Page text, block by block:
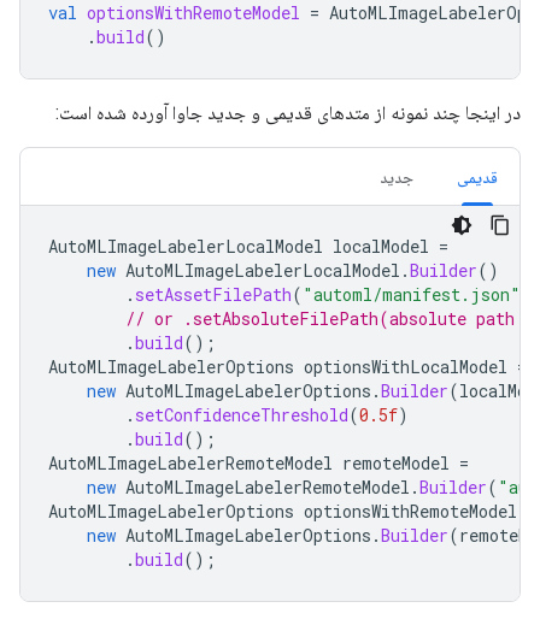
val optionsWithRemoteModel =
.build()
در اینجا چند نمونه از متدهای قدیمی و جدید جاوا آورده شده است:
قدیمی جدید
AutoMLImageLabelerLocalModel localModel =
new AutoMLImageLabelerLocalModel .Builder()
. setAssetFilePath( "automl/manifest.json"
// or .setAbsoluteFilePath(absolute path
.build();
AutoMLImageLabelerOptions optionsWithLocalModel =
new AutoMLImageLabelerOptions .Builder(
. setConfidenceThreshold(0.5f)
.build();
AutoMLImageLabelerRemoteModel remoteModel =
new AutoMLImageLabelerRemoteModel .Builder(
AutoMLImageLabelerOptions optionsWithRemoteModel
new AutoMLImageLabelerOptions .Builder(
.build();